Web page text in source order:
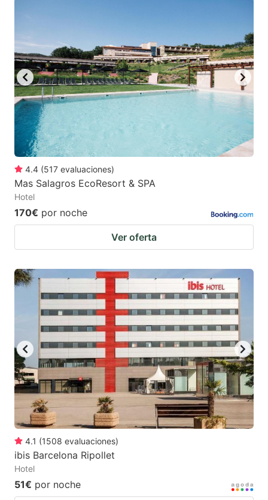
4.4 (517 evaluaciones)
Mas Salagros EcoResort & SPA
Hotel
170€ por noche
Ver oferta
4.1 (1508 evaluaciones)
ibis Barcelona Ripollet
Hotel
51€ por noche